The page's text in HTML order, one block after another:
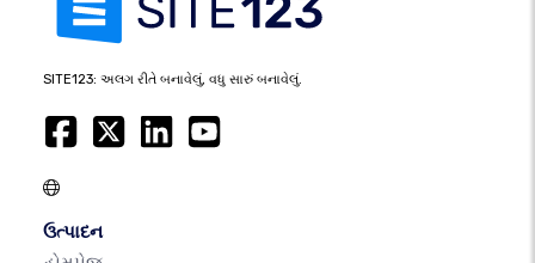
SITE123: અલગ રીતે બનાવેલું, વધુ સારું બનાવેલું.
ઉત્પાદન